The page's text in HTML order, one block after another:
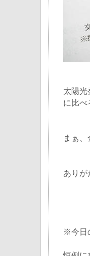
太陽光
に比べ
まぁ、
ありが
※今日